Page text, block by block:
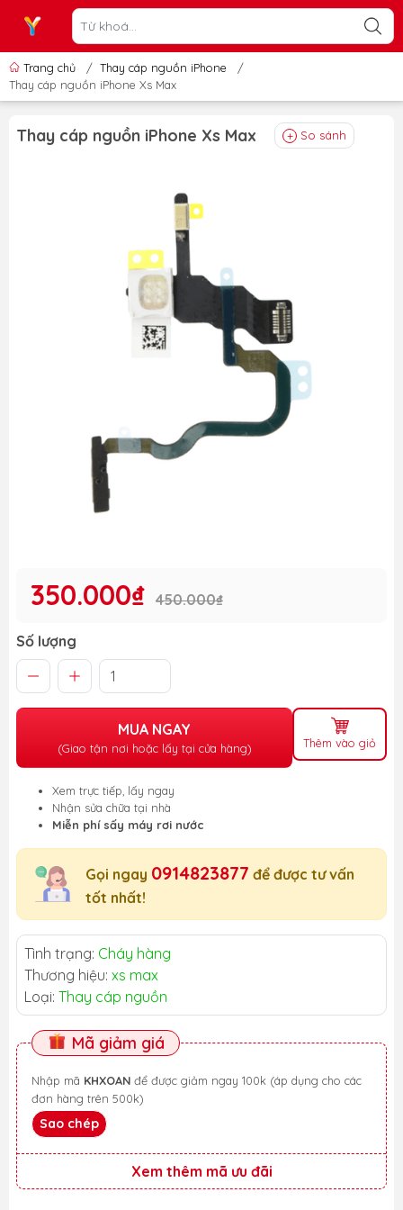
Trang chủ / Thay cáp nguồn iPhone
/
Thay cáp nguồn iPhone Xs Max
Thay cáp nguồn iPhone Xs Max So sánh
350.000₫ 450.000₫
Số lượng
MUA NGAY
(Giao tận nơi hoặc lấy tại cửa hàng) Thêm vào giỏ
Xem trực tiếp, lấy ngay
Nhận sửa chữa tại nhà
Miễn phí sấy máy rơi nước
Gọi ngay 0914823877 để được tư vấn
tốt nhất!
Tình trạng: Cháy hàng
Thương hiệu: xs max
Loại: Thay cáp nguồn
Mã giảm giá
Nhập mã KHXOAN
đơn hàng trên 500k)
Sao chép
Xem thêm mã ưu đãi